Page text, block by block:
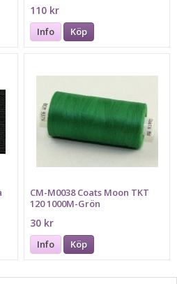
110 kr
Info Köp
CM-M0038 Coats Moon TKT
120 1000M-Grön
30 kr
Info Köp